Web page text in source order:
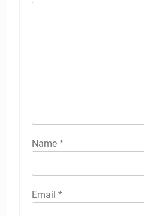
Name *
Email *